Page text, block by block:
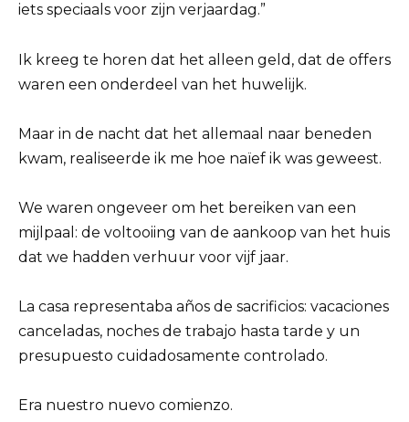
iets speciaals voor zijn verjaardag.”
Ik kreeg te horen dat het alleen geld, dat de offers
waren een onderdeel van het huwelijk.
Maar in de nacht dat het allemaal naar beneden
kwam, realiseerde ik me hoe naïef ik was geweest.
We waren ongeveer om het bereiken van een
mijlpaal: de voltooiing van de aankoop van het huis
dat we hadden verhuur voor vijf jaar.
La casa representaba años de sacrificios: vacaciones
canceladas, noches de trabajo hasta tarde y un
presupuesto cuidadosamente controlado.
Era nuestro nuevo comienzo.